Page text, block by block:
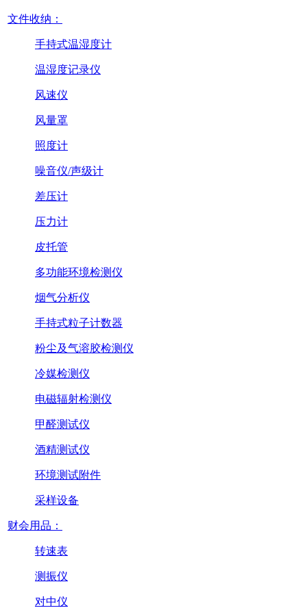
文件收纳：
手持式温湿度计
温湿度记录仪
风速仪
风量罩
照度计
噪音仪/声级计
差压计
压力计
皮托管
多功能环境检测仪
烟气分析仪
手持式粒子计数器
粉尘及气溶胶检测仪
冷媒检测仪
电磁辐射检测仪
甲醛测试仪
酒精测试仪
环境测试附件
采样设备
财会用品：
转速表
测振仪
对中仪